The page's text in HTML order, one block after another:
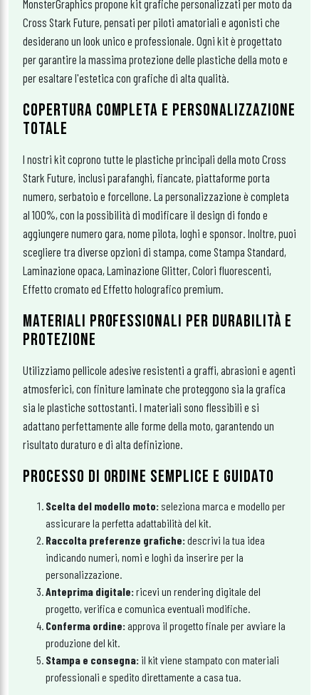
MonsterGraphics propone kit grafiche personalizzati per moto da
Cross Stark Future, pensati per piloti amatoriali e agonisti che
desiderano un look unico e professionale. Ogni kit è progettato
per garantire la massima protezione delle plastiche della moto e
per esaltare l'estetica con grafiche di alta qualità.
COPERTURA COMPLETA E PERSONALIZZAZIONE
TOTALE
I nostri kit coprono tutte le plastiche principali della moto Cross
Stark Future, inclusi parafanghi, fiancate, piattaforme porta
numero, serbatoio e forcellone. La personalizzazione è completa
al 100%, con la possibilità di modificare il design di fondo e
aggiungere numero gara, nome pilota, loghi e sponsor. Inoltre, puoi
scegliere tra diverse opzioni di stampa, come Stampa Standard,
Laminazione opaca, Laminazione Glitter, Colori fluorescenti,
Effetto cromato ed Effetto holografico premium.
MATERIALI PROFESSIONALI PER DURABILITÀ E
PROTEZIONE
Utilizziamo pellicole adesive resistenti a graffi, abrasioni e agenti
atmosferici, con finiture laminate che proteggono sia la grafica
sia le plastiche sottostanti. I materiali sono flessibili e si
adattano perfettamente alle forme della moto, garantendo un
risultato duraturo e di alta definizione.
PROCESSO DI ORDINE SEMPLICE E GUIDATO
Scelta del modello moto: seleziona marca e modello per
assicurare la perfetta adattabilità del kit.
Raccolta preferenze grafiche:descrivi la tua idea
indicando numeri, nomi e loghi da inserire per la
personalizzazione.
Anteprima digitale:ricevi un rendering digitale del
progetto, verifica e comunica eventuali modifiche.
Conferma ordine:approva il progetto finale per avviare la
produzione del kit.
Stampa e consegna: il kit viene stampato con materiali
professionali e spedito direttamente a casa tua.